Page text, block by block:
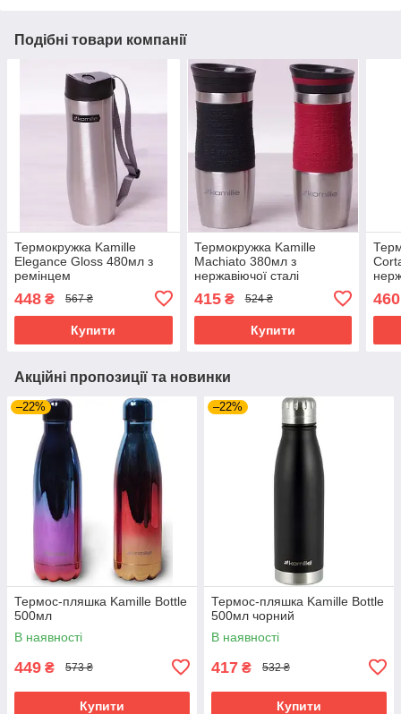
Подібні товари компанії
Термокружка Kamille
Elegance Gloss 480мл з
ремінцем
448 ₴ 567 ₴
Купити
Термокружка Kamille
Machiato 380мл з
нержавіючої сталі
415₴ 524 ₴
Купити
460
Акційні пропозиції та новинки
–22%
Термос-пляшка Kamille Bottle
500мл
В наявності
449 ₴ 573 ₴
Купити
–22%
Термос-пляшка Kamille Bottle
500мл чорний
В наявності
417 ₴ 532 ₴
Купити